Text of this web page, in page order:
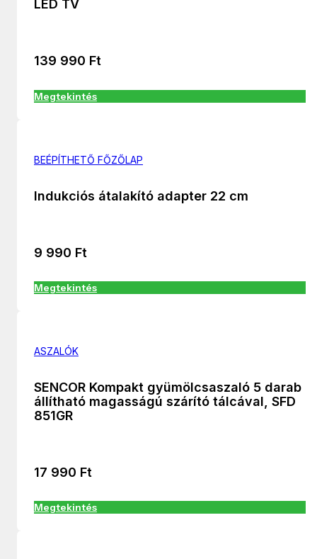
LED TV
139 990 Ft
Megtekintés
BEÉPÍTHETŐ FŐZŐLAP
Indukciós átalakító adapter 22 cm
9 990 Ft
Megtekintés
ASZALÓK
SENCOR Kompakt gyümölcsaszaló 5 darab
állítható magasságú szárító tálcával, SFD
851GR
17 990 Ft
Megtekintés